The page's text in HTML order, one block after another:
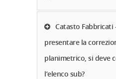
Catasto Fabbricati
presentare la
planimetrico, si deve
l’elenco sub?